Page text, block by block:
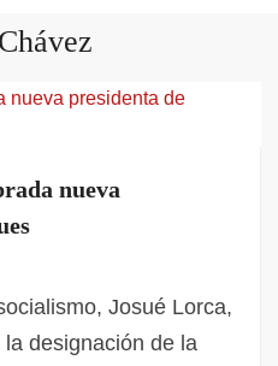
nueva
Josué Lorca,
designación de la